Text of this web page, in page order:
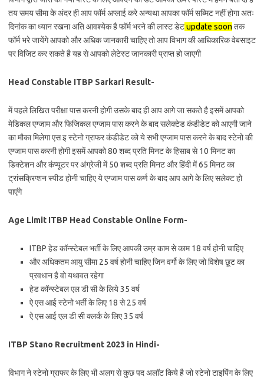
तय समय सीमा के अंदर ही आप फॉर्म अप्लाई करे अन्यथा आपका फॉर्म सब्मिट नहीं होगा अतः
दिनांक का ध्यान रखना अति आवश्येक है फॉर्म भरने की लास्ट डेटupdate soon तक
फॉर्म भरे जायेंगे आपको और अधिक जानकारी चाहिए तो आप विभाग की आधिकारिक वेबसाइट
पर विजिट कर सकते है यह से आपको लेटेस्ट जानकारी प्राप्त हो जाएगी
Head Constable ITBP Sarkari Result-
में पहले लिखित परीक्षा पास करनी होगी उसके बाद ही आप आगे जा सकते है इसमें आपको
मेडिकल एग्जाम और फिजिकल एग्जाम पास करने के बाद सलेक्टेड कंडीडेट को आएगी जाने
का मौका मिलेगा एस इ स्टेनो ग्राफर कंडीडेट को ये सभी एग्जाम पास करने के बाद स्टेनो की
एग्जाम पास करनी होगी इसमें आपको 80 शब्द प्रति मिनट के हिसाब से 10 मिनट का
डिक्टेशन और कंप्यूटर पर अंग्रेजी में 50 शब्द प्रति मिनट और हिंदी में 65 मिनट का
ट्रांसक्रिप्शन स्पीड होनी चाहिए ये एग्जाम पास कर्ण के बाद आप आगे के लिए सलेक्ट हो
पाएंगे
Age Limit ITBP Head Constable Online Form-
ITBP हेड कॉन्स्टेबल भर्ती के लिए आपकी उम्र काम से काम 18 वर्ष होनी चाहिए
और अधिकतम आयु सीमा 25 वर्ष होनी चाहिए जिन वर्गो के लिए जो विशेष छूट का
प्रवधान है वो यथावत रहेगा
हेड कॉन्स्टेबल एल डी सी के लिये 35 वर्ष
ऐ एस आई स्टेनो भर्ती के लिए 18 से 25 वर्ष
ऐ एस आई एल डी सी क्लर्क के लिए 35 वर्ष
ITBP Stano Recruitment 2023 in Hindi-
विभाग ने स्टेनो ग्राफर के लिए भी अलग से कुछ पद अलॉट किये है जो स्टेनो टाइपिंग के लिए